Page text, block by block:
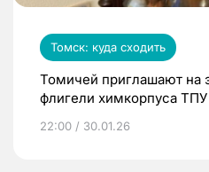
Томск: куда сходить
Томичей приглашают на
флигели химкорпуса ТПУ
22:00 / 30.01.26